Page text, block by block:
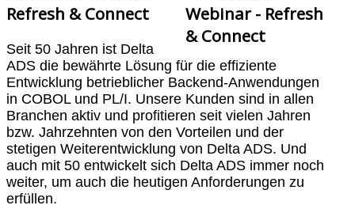
Refresh & Connect
Seit 50 Jahren ist Delta
ADS die bewährte Lösung für die effiziente
Entwicklung betrieblicher Backend-Anwendungen
in COBOL und PL/I. Unsere Kunden sind in allen
Branchen aktiv und profitieren seit vielen Jahren
bzw. Jahrzehnten von den Vorteilen und der
stetigen Weiterentwicklung von Delta ADS. Und
auch mit 50 entwickelt sich Delta ADS immer noch
weiter, um auch die heutigen Anforderungen zu
erfüllen.